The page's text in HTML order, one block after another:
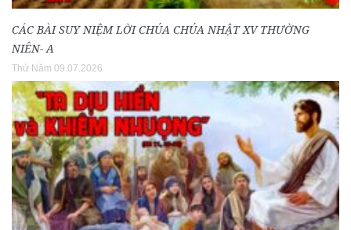
CÁC BÀI SUY NIỆM LỜI CHÚA CHÚA NHẬT XV THƯỜNG
NIÊN- A
Thứ Năm 09.07.2026